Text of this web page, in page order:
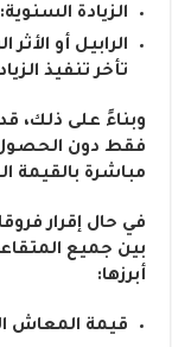
الزيادة
الرابيل أو
تأخر تنفيذ
وبناءً على ذلك،
فقط دون الحصول
مباشرة بالقيمة
في حال إقرار
بين جميع
أبرزها:
قيمة المعاش